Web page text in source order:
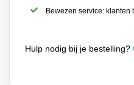
Bewezen service:
Hulp nodig bij je bestelling?